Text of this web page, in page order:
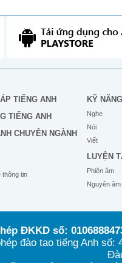
TIẾNG ANH
TIẾNG ANH
CHUYÊN NGÀNH
thông tin
KỸ NĂNG
Nghe
Nói
Viết
LUYỆN
Phiên âm
Nguyên âm
ĐKKD số:
đào tạo tiếng Anh